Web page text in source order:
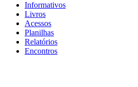
Informativos
Livros
Acessos
Planilhas
Relatórios
Encontros